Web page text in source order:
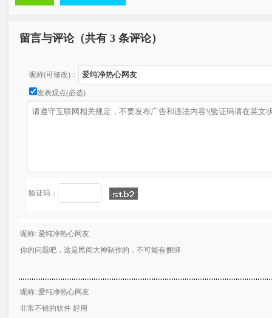
留言与评论（共有 3 条评论）
昵称(可修改)：
发表观点(必选)
验证码：
昵称: 爱纯净热心网友
你的问题吧，这是民间大神制作的，不可能有捆绑
昵称: 爱纯净热心网友
非常不错的软件 好用